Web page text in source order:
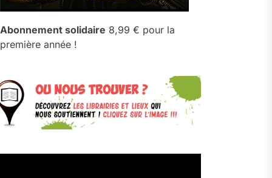
Abonnement solidaire 8,99 € pour la
première année !